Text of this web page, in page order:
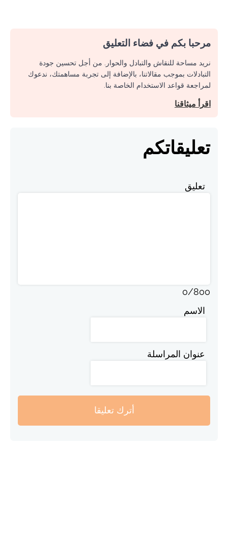
مرحبا بكم في فضاء التعليق
نريد مساحة للنقاش والتبادل والحوار. من أجل تحسين جودة
التبادلات بموجب مقالاتنا، بالإضافة إلى تجربة مساهمتك، ندعوك
لمراجعة قواعد الاستخدام الخاصة بنا.
اقرأ ميثاقنا
تعليقاتكم
تعليق
0/800
الاسم
عنوان المراسلة
أترك تعليقا